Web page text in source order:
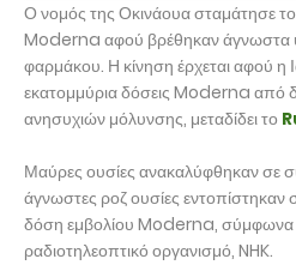
Ο νομός της Οκινάουα σταμάτησε
Moderna αφού βρέθηκαν άγνωστα
φαρμάκου. Η κίνηση έρχεται αφού η
εκατομμύρια δόσεις Moderna από
ανησυχιών μόλυνσης, μεταδίδει το
Μαύρες ουσίες ανακαλύφθηκαν σε
άγνωστες ροζ ουσίες εντοπίστηκαν
δόση εμβολίου Moderna, σύμφωνα
ραδιοτηλεοπτικό οργανισμό, NHK.